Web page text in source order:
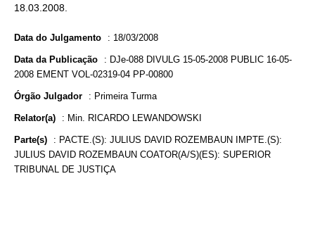
18.03.2008.
Data do Julgamento : 18/03/2008
Data da Publicação : DJe-088 DIVULG 15-05-2008 PUBLIC 16-05-
2008 EMENT VOL-02319-04 PP-00800
Órgão Julgador : Primeira Turma
Relator(a) : Min. RICARDO LEWANDOWSKI
Parte(s) : PACTE.(S): JULIUS DAVID ROZEMBAUN IMPTE.(S):
JULIUS DAVID ROZEMBAUN COATOR(A/S)(ES): SUPERIOR
TRIBUNAL DE JUSTIÇA